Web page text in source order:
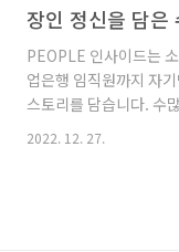
장인 정신을 담은
PEOPLE 인사이드는
업은행 임직원까지 자
스토리를 담습니다. 수
이곳에서는 저 마다의
수제화 '베티아노' 성
2022. 12. 27.